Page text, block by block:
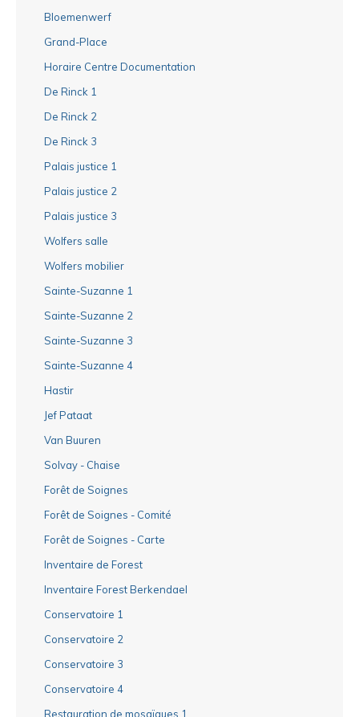
Bloemenwerf
Grand-Place
Horaire Centre Documentation
De Rinck 1
De Rinck 2
De Rinck 3
Palais justice 1
Palais justice 2
Palais justice 3
Wolfers salle
Wolfers mobilier
Sainte-Suzanne 1
Sainte-Suzanne 2
Sainte-Suzanne 3
Sainte-Suzanne 4
Hastir
Jef Pataat
Van Buuren
Solvay - Chaise
Forêt de Soignes
Forêt de Soignes - Comité
Forêt de Soignes - Carte
Inventaire de Forest
Inventaire Forest Berkendael
Conservatoire 1
Conservatoire 2
Conservatoire 3
Conservatoire 4
Restauration de mosaïques 1